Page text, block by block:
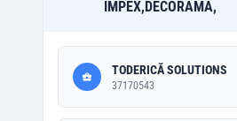
IMPEX,DECORAMA,
TODERICĂ SOLUTIONS
37170543